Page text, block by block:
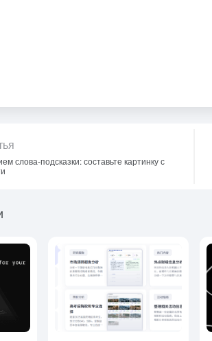
слова-подсказки: составьте картинку с